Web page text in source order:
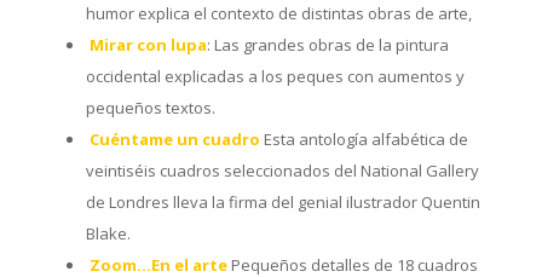
humor explica el contexto de distintas obras de arte,
Mirar con lupa: Las grandes obras de la pintura
occidental explicadas a los peques con aumentos y
pequeños textos.
Cuéntame un cuadro Esta antología alfabética de
veintiséis cuadros seleccionados del National Gallery
de Londres lleva la firma del genial ilustrador Quentin
Blake.
Zoom…En el arte Pequeños detalles de 18 cuadros